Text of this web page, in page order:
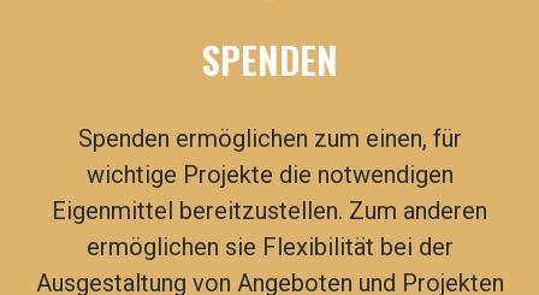
SPENDEN
Spenden ermöglichen zum einen, für
wichtige Projekte die notwendigen
Eigenmittel bereitzustellen. Zum anderen
ermöglichen sie Flexibilität bei der
Ausgestaltung von Angeboten und Projekten